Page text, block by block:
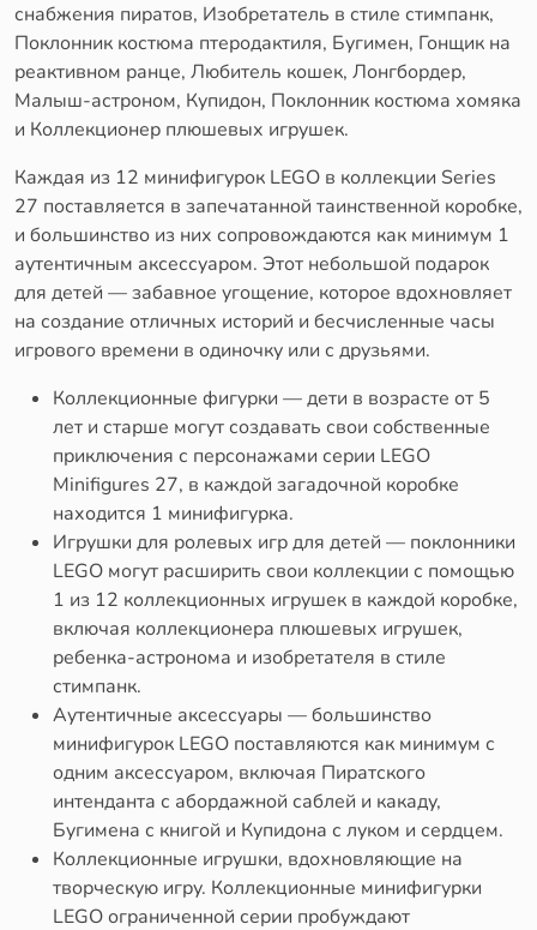
снабжения пиратов, Изобретатель в стиле стимпанк,
Поклонник костюма птеродактиля, Бугимен, Гонщик на
реактивном ранце, Любитель кошек, Лонгбордер,
Малыш-астроном, Купидон, Поклонник костюма хомяка
и Коллекционер плюшевых игрушек.
Каждая из 12 минифигурок LEGO в коллекции Series
27 поставляется в запечатанной таинственной коробке,
и большинство из них сопровождаются как минимум 1
аутентичным аксессуаром. Этот небольшой подарок
для детей — забавное угощение, которое вдохновляет
на создание отличных историй и бесчисленные часы
игрового времени в одиночку или с друзьями.
Коллекционные фигурки — дети в возрасте от 5
лет и старше могут создавать свои собственные
приключения с персонажами серии LEGO
Minifigures 27, в каждой загадочной коробке
находится 1 минифигурка.
Игрушки для ролевых игр для детей — поклонники
LEGO могут расширить свои коллекции с помощью
1 из 12 коллекционных игрушек в каждой коробке,
включая коллекционера плюшевых игрушек,
ребенка-астронома и изобретателя в стиле
стимпанк.
Аутентичные аксессуары — большинство
минифигурок LEGO поставляются как минимум с
одним аксессуаром, включая Пиратского
интенданта с абордажной саблей и какаду,
Бугимена с книгой и Купидона с луком и сердцем.
Коллекционные игрушки, вдохновляющие на
творческую игру. Коллекционные минифигурки
LEGO ограниченной серии пробуждают